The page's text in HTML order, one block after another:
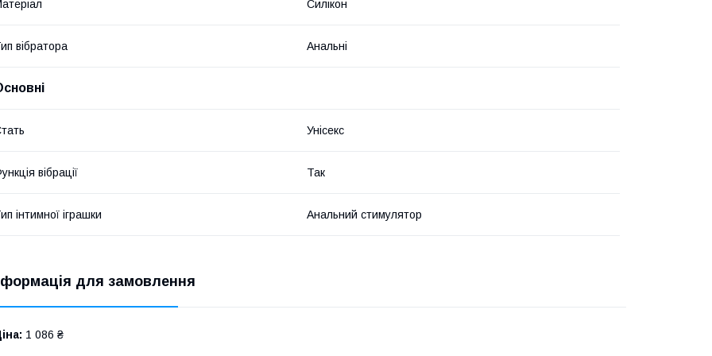
Силікон
вібратора Анальні
Унісекс
вібрації Так
інтимної іграшки Анальний стимулятор
для замовлення
1 086 ₴